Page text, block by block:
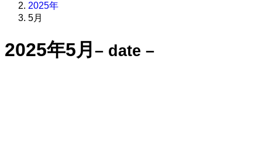
2025年
5月
2025年5月 – date –